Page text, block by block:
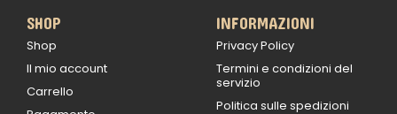
SHOP
Shop
Il mio account
Carrello
INFORMAZIONI
Privacy Policy
Termini e condizioni del
servizio
Politica sulle spedizioni